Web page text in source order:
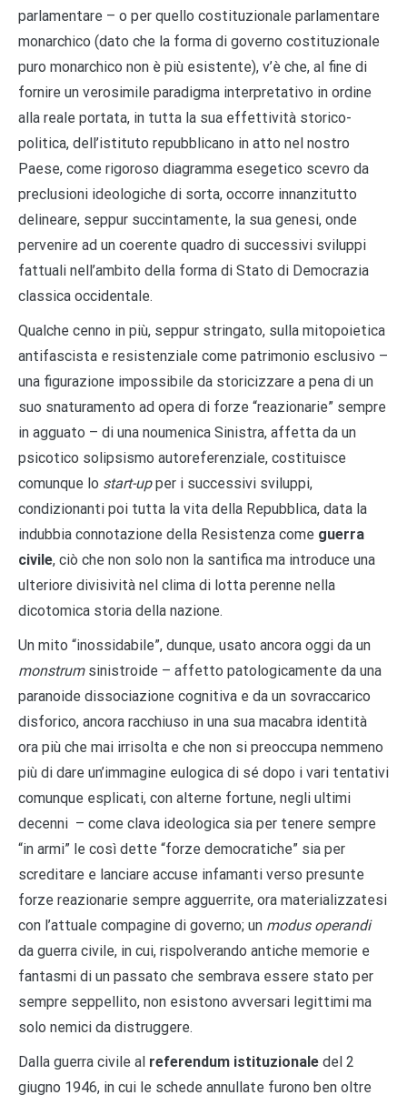
parlamentare – o per quello costituzionale parlamentare
monarchico (dato che la forma di governo costituzionale
puro monarchico non è più esistente), v’è che, al fine di
fornire un verosimile paradigma interpretativo in ordine
alla reale portata, in tutta la sua effettività storico-
politica, dell’istituto repubblicano in atto nel nostro
Paese, come rigoroso diagramma esegetico scevro da
preclusioni ideologiche di sorta, occorre innanzitutto
delineare, seppur succintamente, la sua genesi, onde
pervenire ad un coerente quadro di successivi sviluppi
fattuali nell’ambito della forma di Stato di Democrazia
classica occidentale.
Qualche cenno in più, seppur stringato, sulla mitopoietica
antifascista e resistenziale come patrimonio esclusivo –
una figurazione impossibile da storicizzare a pena di un
suo snaturamento ad opera di forze “reazionarie” sempre
in agguato – di una noumenica Sinistra, affetta da un
psicotico solipsismo autoreferenziale, costituisce
comunque lo start-upper i successivi sviluppi,
condizionanti poi tutta la vita della Repubblica, data la
indubbia connotazione della Resistenza come guerra
civile, ciò che non solo non la santifica ma introduce una
ulteriore divisività nel clima di lotta perenne nella
dicotomica storia della nazione.
Un mito “inossidabile”, dunque, usato ancora oggi da un
monstrum sinistroide – affetto patologicamente da una
paranoide dissociazione cognitiva e da un sovraccarico
disforico, ancora racchiuso in una sua macabra identità
ora più che mai irrisolta e che non si preoccupa nemmeno
più di dare un’immagine eulogica di sé dopo i vari tentativi
comunque esplicati, con alterne fortune, negli ultimi
decenni – come clava ideologica sia per tenere sempre
“in armi” le così dette “forze democratiche” sia per
screditare e lanciare accuse infamanti verso presunte
forze reazionarie sempre agguerrite, ora materializzatesi
con l’attuale compagine di governo; un modus operandi
da guerra civile, in cui, rispolverando antiche memorie e
fantasmi di un passato che sembrava essere stato per
sempre seppellito, non esistono avversari legittimi ma
solo nemici da distruggere.
Dalla guerra civile al referendum istituzionale del 2
giugno 1946, in cui le schede annullate furono ben oltre